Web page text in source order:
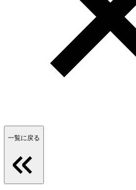
一覧に戻る